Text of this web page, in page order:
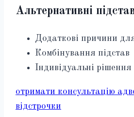
Альтернативні
Додаткові причини
Комбінування підстав
Індивідуальні рішення
отримати консультацію
відстрочки